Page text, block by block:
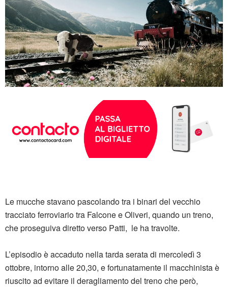
Le mucche stavano pascolando tra i binari del vecchio
tracciato ferroviario tra Falcone e Oliveri, quando un treno,
che proseguiva diretto verso Patti, le ha travolte.
L’episodio è accaduto nella tarda serata di mercoledì 3
ottobre, intorno alle 20,30, e fortunatamente il macchinista è
riuscito ad evitare il deragliamento del treno che però,